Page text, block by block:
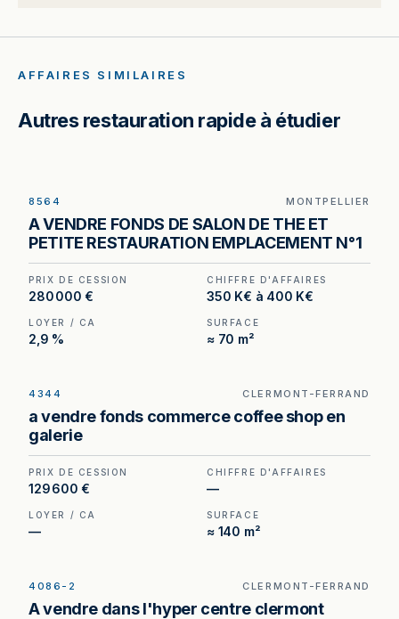
AFFAIRES SIMILAIRES
Autres restauration rapide à étudier
3 % du chiffre d'affaires hors taxes, en plein
cœur de ville.
8564 MONTPELLIER
A VENDRE FONDS DE SALON DE THE ET
PETITE RESTAURATION EMPLACEMENT N°1
PRIX DE CESSION
280 000 €
CHIFFRE D'AFFAIRES
350 K€ à 400 K€
LOYER / CA
2,9 %
SURFACE
≈ 70 m²
Coffee shop à vendre à Clermont-Ferrand — 200
m² en galerie, un format difficile à recréer à ce
niveau de prix.
4344 CLERMONT-FERRAND
a vendre fonds commerce coffee shop en
galerie
PRIX DE CESSION
129 600 €
CHIFFRE D'AFFAIRES
—
LOYER / CA
—
SURFACE
≈ 140 m²
4086-2 CLERMONT-FERRAND
A vendre dans l'hyper centre clermont